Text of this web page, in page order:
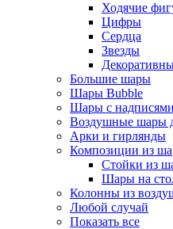
Ходячие
Цифры
Сердца
Звезды
Большие шары
Шары Bubble
Шары с надписями
Воздушные шары
Арки и гирлянды
Композиции из
Стойки из
Шары на
Колонны из
Любой случай
Показать все